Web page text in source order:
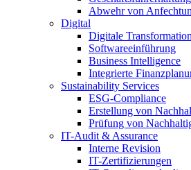
Abwehr von
Digital
Digitale Transformation
Softwareeinführung
Business Intelligence
Integrierte
Sustainability Services
ESG-Compliance
Erstellung von
Prüfung von
IT-Audit & Assurance
Interne Revision
IT-Zertifizierungen